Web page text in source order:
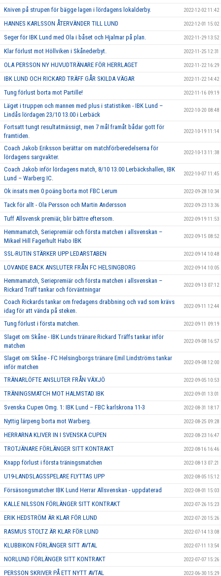
Kniven på strupen för bägge lagen i lördagens lokalderby. 2022-12-02 11:42
HANNES KARLSSON ÅTERVÄNDER TILL LUND 2022-12-01 15:02
Seger för IBK Lund med Ola i båset och Hjalmar på plan. 2022-11-29 13:52
Klar förlust mot Höllviken i Skånederbyt. 2022-11-25 12:31
OLA PERSSON NY HUVUDTRÄNARE FÖR HERRLAGET 2022-11-22 16:29
IBK LUND OCH RICKARD TRÄFF GÅR SKILDA VÄGAR 2022-11-22 14:42
Tung förlust borta mot Partille! 2022-11-16 09:19
Läget i truppen och mannen med plus i statistiken - IBK Lund –
Lindås lördagen 23/10 13.00 i Lerbäck
2022-10-20 08:48
Fortsatt tungt resultatmässigt, men 7 mål framåt bådar gott för
framtiden.
2022-10-19 11:14
Coach Jakob Eriksson berättar om matchförberedelserna för
lördagens sargvakter.
2022-10-13 11:38
Coach Jakob inför lördagens match, 8/10 13.00 Lerbäckshallen, IBK
Lund – Warberg IC.
2022-10-07 11:45
Ok insats men 0 poäng borta mot FBC Lerum 2022-09-28 10:34
Tack för allt - Ola Persson och Martin Andersson 2022-09-23 13:36
Tuff Allsvensk premiär, blir bättre eftersom. 2022-09-19 11:53
Hemmamatch, Seriepremiär och första matchen i allsvenskan –
Mikael Hill Fagerhult Habo IBK
2022-09-15 08:52
SSL-RUTIN STÄRKER UPP LEDARSTABEN 2022-09-14 10:48
LOVANDE BACK ANSLUTER FRÅN FC HELSINGBORG 2022-09-14 10:05
Hemmamatch, Seriepremiär och första matchen i allsvenskan –
Rickard Träff tankar och förväntningar
2022-09-13 07:12
Coach Rickards tankar om fredagens drabbning och vad som krävs
idag för att vända på steken.
2022-09-11 12:44
Tung förlust i första matchen. 2022-09-11 09:19
Slaget om Skåne - IBK Lunds tränare Rickard Träffs tankar inför
matchen
2022-09-08 16:57
Slaget om Skåne - FC Helsingborgs tränare Emil Lindströms tankar
inför matchen
2022-09-08 12:00
TRÄNARLÖFTE ANSLUTER FRÅN VÄXJÖ 2022-09-05 10:53
TRÄNINGSMATCH MOT HALMSTAD IBK 2022-09-01 13:01
Svenska Cupen Omg. 1: IBK Lund – FBC karlskrona 11-3 2022-08-31 18:17
Nyttig lärpeng borta mot Warberg. 2022-08-25 09:28
HERRARNA KLIVER IN I SVENSKA CUPEN 2022-08-23 16:47
TROTJÄNARE FÖRLÄNGER SITT KONTRAKT 2022-08-16 16:46
Knapp förlust i första träningsmatchen 2022-08-13 07:21
U19-LANDSLAGSSPELARE FLYTTAS UPP 2022-08-05 15:12
Försäsongsmatcher IBK Lund Herrar Allsvenskan - uppdaterad 2022-08-01 15:03
KALLE NILSSON FÖRLÄNGER SITT KONTRAKT 2022-07-26 15:23
ERIK HEDSTRÖM ÄR KLAR FÖR LUND 2022-07-20 15:26
RASMUS STOLTZ ÄR KLAR FÖR LUND 2022-07-14 13:08
KLUBBIKON FÖRLÄNGER SITT AVTAL 2022-07-11 13:54
NORLUND FÖRLÄNGER SITT KONTRAKT 2022-07-07 15:26
PERSSON SKRIVER PÅ ETT NYTT AVTAL 2022-06-30 15:29